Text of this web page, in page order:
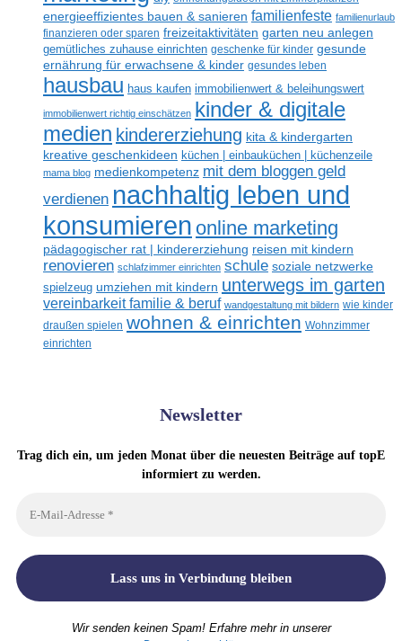
energieeffizientes bauen & sanieren familienfeste familienurlaub
finanzieren oder sparen freizeitaktivitäten garten neu anlegen
gemütliches zuhause einrichten geschenke für kinder gesunde
ernährung für erwachsene & kinder gesundes leben
hausbau haus kaufen immobilienwert & beleihungswert
immobilienwert richtig einschätzen kinder & digitale
medien kindererziehung kita & kindergarten
kreative geschenkideen küchen | einbauküchen | küchenzeile
mama blog medienkompetenz mit dem bloggen geld
verdienen nachhaltig leben und
konsumieren online marketing
pädagogischer rat | kindererziehung reisen mit kindern
renovieren schlafzimmer einrichten schule soziale netzwerke
spielzeug umziehen mit kindern unterwegs im garten
vereinbarkeit familie & beruf wandgestaltung mit bildern wie kinder
draußen spielen wohnen & einrichten Wohnzimmer
einrichten
Newsletter
Trag dich ein, um jeden Monat über die neuesten Beiträge auf topE
informiert zu werden.
Wir senden keinen Spam! Erfahre mehr in unserer